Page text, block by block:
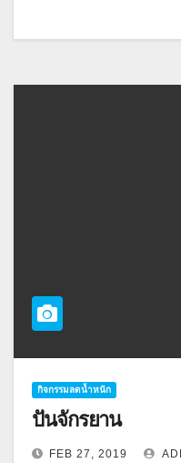
กิจกรรมลดน้ำหนัก
ปั่นจักรยาน
FEB 27, 2019